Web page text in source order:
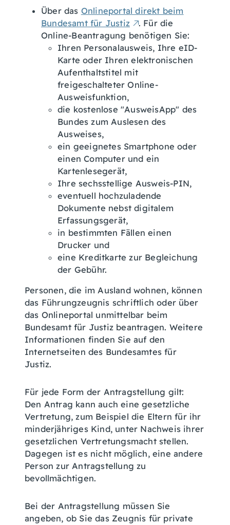
Über das Onlineportal direkt beim
Bundesamt für Justiz
. Für die
Online-Beantragung benötigen Sie:
Ihren Personalausweis, Ihre eID-
Karte oder Ihren elektronischen
Aufenthaltstitel mit
freigeschalteter Online-
Ausweisfunktion,
die kostenlose "AusweisApp" des
Bundes zum Auslesen des
Ausweises,
ein geeignetes Smartphone oder
einen Computer und ein
Kartenlesegerät,
Ihre sechsstellige Ausweis-PIN,
eventuell hochzuladende
Dokumente nebst digitalem
Erfassungsgerät,
in bestimmten Fällen einen
Drucker und
eine Kreditkarte zur Begleichung
der Gebühr.
Personen, die im Ausland wohnen, können
das Führungzeugnis schriftlich oder über
das Onlineportal unmittelbar beim
Bundesamt für Justiz beantragen. Weitere
Informationen finden Sie auf den
Internetseiten des Bundesamtes für
Justiz.
Für jede Form der Antragstellung gilt:
Den Antrag kann auch eine gesetzliche
Vertretung, zum Beispiel die Eltern für ihr
minderjähriges Kind, unter Nachweis ihrer
gesetzlichen Vertretungsmacht stellen.
Dagegen ist es nicht möglich, eine andere
Person zur Antragstellung zu
bevollmächtigen.
Bei der Antragstellung müssen Sie
angeben, ob Sie das Zeugnis für private